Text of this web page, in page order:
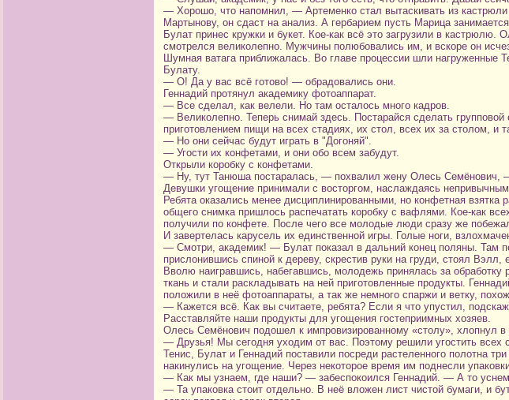
— Хорошо, что напомнил, — Артеменко стал вытаскивать из
Мартынову, он сдаст на анализ. А гербарием пусть Марица
Булат принес кружки и букет. Кое-как всё это загрузили в
смотрелся великолепно. Мужчины полюбовались им, и вскоре он
Шумная ватага приближалась. Во главе процессии шли
Булату.
— О! Да у вас всё готово! — обрадовались они.
Геннадий протянул академику фотоаппарат.
— Все сделал, как велели. Но там осталось много кадров.
— Великолепно. Теперь снимай здесь. Постарайся сделать
приготовлением пищи на всех стадиях, их стол, всех их за столом, и
— Но они сейчас будут играть в "Догоняй".
— Угости их конфетами, и они обо всем забудут.
Открыли коробку с конфетами.
— Ну, тут Танюша постаралась, — похвалил жену Олесь Семёнович,
Девушки угощение принимали с восторгом, наслаждаясь
Ребята оказались менее дисциплинированными, но конфетная
общего снимка пришлось распечатать коробку с вафлями. Кое-как
получили по конфете. После чего все молодые люди сразу же
И завертелась карусель их единственной игры. Голые ноги,
— Смотри, академик! — Булат показал в дальний конец поляны. Там
прислонившись спиной к дереву, скрестив руки на груди, стоял Вэлл,
Вволю наигравшись, набегавшись, молодежь принялась за
ткань и стали раскладывать на ней приготовленные продукты.
положили в неё фотоаппараты, а так же немного спаржи и ветку,
— Кажется всё. Как вы считаете, ребята? Если я что упустил,
Расставляйте наши продукты для угощения гостеприимных хозяев.
Олесь Семёнович подошел к импровизированному «столу», хлопнул
— Друзья! Мы сегодня уходим от вас. Поэтому решили угостить всех
Тенис, Булат и Геннадий поставили посреди растеленного полотна
накинулись на угощение. Через некоторое время им поднесли
— Как мы узнаем, где наши? — забеспокоился Геннадий. — А то
— Та упаковка стоит отдельно. В неё вложен лист чистой бумаги, и